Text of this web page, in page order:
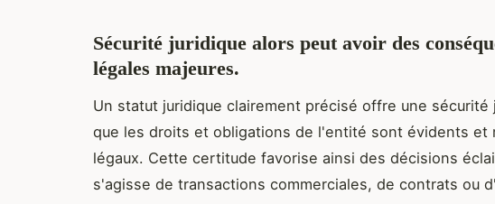
Sécurité juridique alors peut avoir des
légales majeures.
Un statut juridique clairement précisé offre une sécurité
que les droits et obligations de l'entité sont évidents et
légaux. Cette certitude favorise ainsi des décisions
s'agisse de transactions commerciales, de contrats ou